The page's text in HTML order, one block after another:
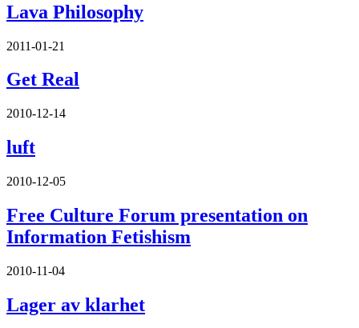
Lava Philosophy
2011-01-21
Get Real
2010-12-14
luft
2010-12-05
Free Culture Forum presentation on
Information Fetishism
2010-11-04
Lager av klarhet